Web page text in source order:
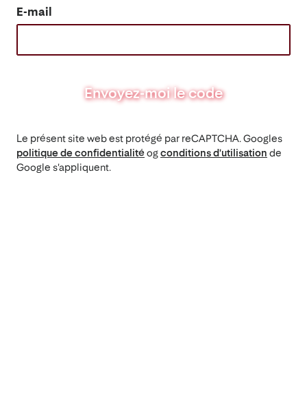
E-mail
Envoyez-moi le code
Le présent site web est protégé par reCAPTCHA. Googles
politique de confidentialitéogconditions d'utilisation de
Google s'appliquent.